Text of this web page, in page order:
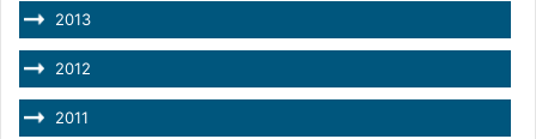
2013
2012
2011